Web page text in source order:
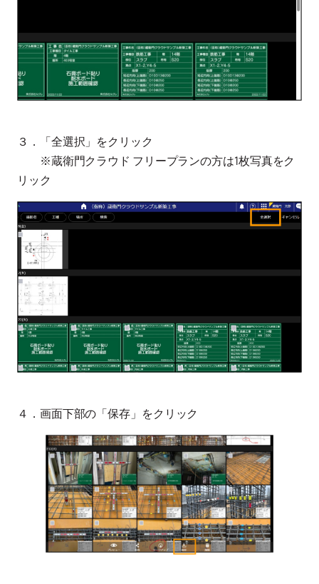
３．「全選択」をクリック
※蔵衛門クラウド フリープランの方は1枚写真をク
リック
４．画面下部の「保存」をクリック